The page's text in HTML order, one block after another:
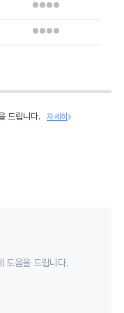
드립니다. 자세히
도움을 드립니다.